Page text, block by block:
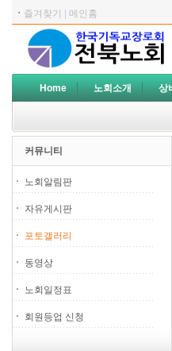
ㆍ 즐겨찾기 메인홈
Home 노회소개 상
커뮤니티
노회알림판
자유게시판
포토갤러리
동영상
노회일정표
회원등업 신청